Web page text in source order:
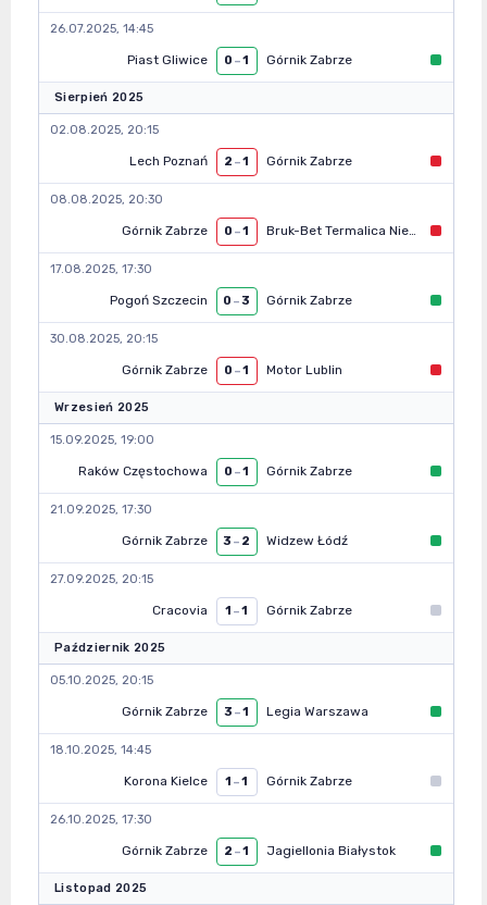
26.07.2025, 14:45
Piast Gliwice 0 –1 Górnik Zabrze
Sierpień 2025
02.08.2025, 20:15
Lech Poznań 2 –1 Górnik Zabrze
08.08.2025, 20:30
Górnik Zabrze 0 –1 Bruk-Bet Termalica Nieciecza
17.08.2025, 17:30
Pogoń Szczecin 0 –3 Górnik Zabrze
30.08.2025, 20:15
Górnik Zabrze 0 –1 Motor Lublin
Wrzesień 2025
15.09.2025, 19:00
Raków Częstochowa 0 –1 Górnik Zabrze
21.09.2025, 17:30
Górnik Zabrze 3 – 2 Widzew Łódź
27.09.2025, 20:15
Cracovia 1 –1 Górnik Zabrze
Październik 2025
05.10.2025, 20:15
Górnik Zabrze 3 –1 Legia Warszawa
18.10.2025, 14:45
Korona Kielce 1 –1 Górnik Zabrze
26.10.2025, 17:30
Górnik Zabrze 2 –1 Jagiellonia Białystok
Listopad 2025